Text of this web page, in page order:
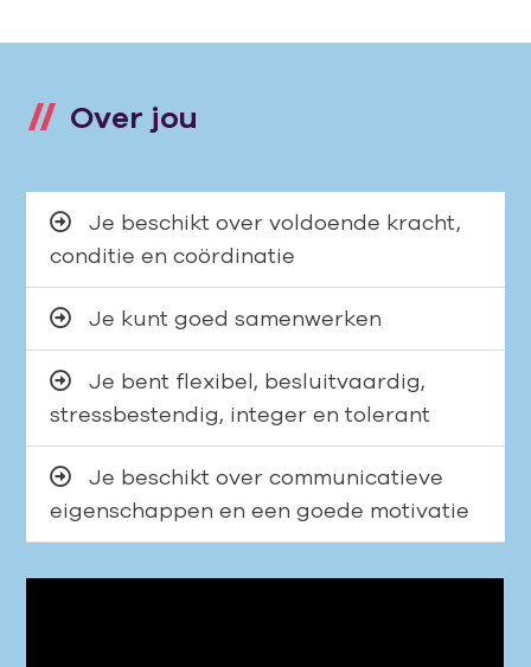
Over jou
Je beschikt over voldoende kracht,
conditie en coördinatie
Je kunt goed samenwerken
Je bent flexibel, besluitvaardig,
stressbestendig, integer en tolerant
Je beschikt over communicatieve
eigenschappen en een goede motivatie